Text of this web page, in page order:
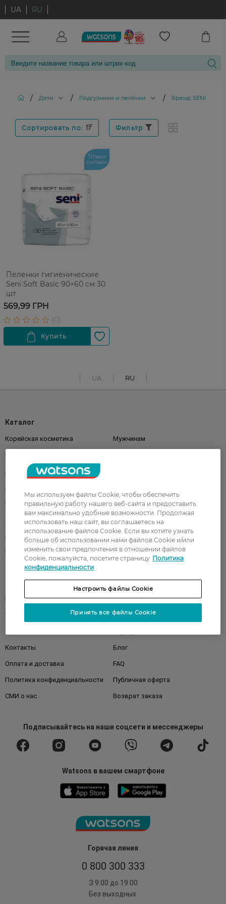
UA RU
/ Дети / Подгузники и пелёнки / Бренд: SENI
Сортировать по: Фильтр
Тільки
онлайн
Пеленки гигиенические
Seni Soft Basic 90×60 см 30
шт
569,99 ГРН
UA RU
Горячая линия
0 800 300 333
З 9:00 до 19:00
Без выходных
Каталог
Корейская косметика Мужчинам
Акции
Лицо
Подарки Детям
Волосы
Аксессуары Дерматокосметика
Бренды
Клиентам
Правила и условия Магазины
Watsons Club Подарочные сертификаты
Контакты Блог
Оплата и доставка FAQ
Политика конфиденциальности Публичная оферта
СМИ о нас Возврат заказа
Подписывайтесьна наши соцсети и мессенджеры
Watsons в вашем смартфоне
Мы используем файлы Cookie, чтобы обеспечить
правильную работу нашего веб-сайта и предоставить
вам максимально удобные возможности. Продолжая
использовать наш сайт, вы соглашаетесь на
использование файлов Cookie. Если вы хотите узнать
больше об использовании нами файлов Cookie и/или
изменить свои предпочтения в отношении файлов
Cookie, пожалуйста, посетите страницу Политика
конфиденциальности
Настроить файлы Cookie
Принять все файлы Cookie